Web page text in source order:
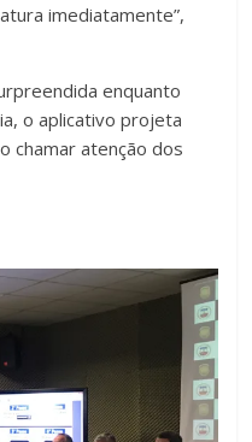
imediatamente”,
enquanto
o aplicativo projeta
chamar atenção dos